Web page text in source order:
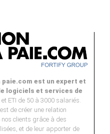
paie.com est un expert et
logiciels et services de
ETI de 50 à 3000 salariés.
de créer une relation
nos clients grâce à des
et de leur apporter de